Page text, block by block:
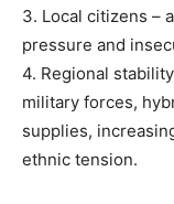
3. Local citizens –
pressure and
4. Regional
military forces,
supplies,
ethnic tension.